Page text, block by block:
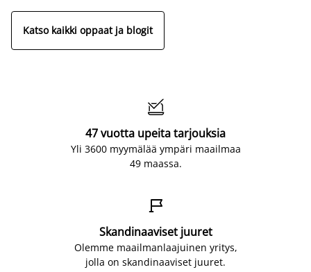
Katso kaikki oppaat ja blogit

47 vuotta upeita tarjouksia
Yli 3600 myymälää ympäri maailmaa
49 maassa.

Skandinaaviset juuret
Olemme maailmanlaajuinen yritys,
jolla on skandinaaviset juuret.